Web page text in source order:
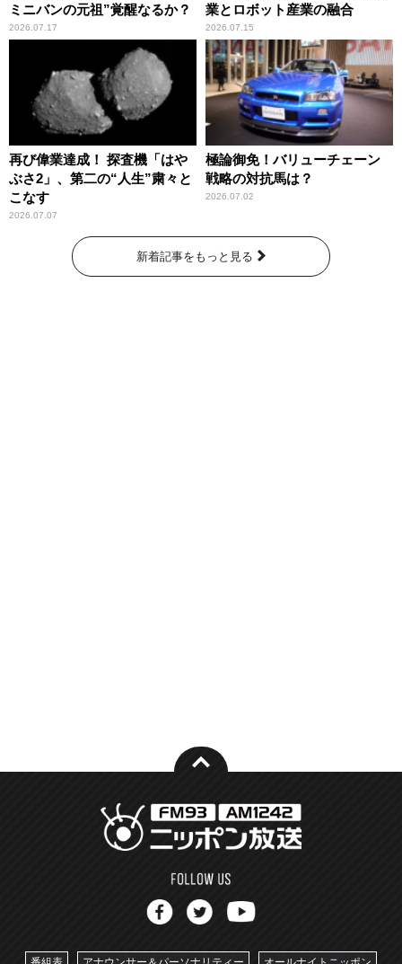
ミニバンの元祖”覚醒なるか？
2026.07.17
業とロボット産業の融合
2026.07.15
再び偉業達成！ 探査機「はや
ぶさ2」、第二の“人生”粛々と
こなす
2026.07.07
極論御免！バリューチェーン
戦略の対抗馬は？
2026.07.02
新着記事をもっと見る